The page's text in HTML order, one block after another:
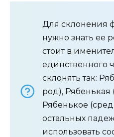
Для склонения
нужно знать ее
стоит в
единственного
склонять так:
род),
Рябенькое
остальных
использовать